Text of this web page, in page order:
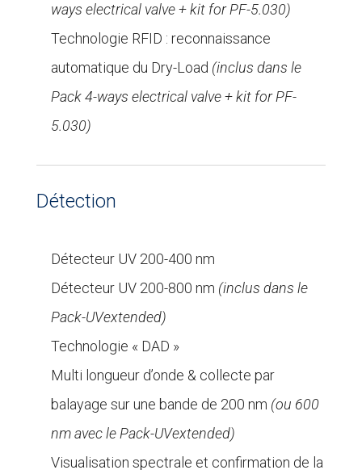
ways electrical valve + kit for PF-5.030)
Technologie RFID : reconnaissance
automatique du Dry-Load (inclus dans le
Pack 4-ways electrical valve + kit for PF-
5.030)
Détection
Détecteur UV 200-400 nm
Détecteur UV 200-800 nm (inclus dans le
Pack-UVextended)
Technologie « DAD »
Multi longueur d’onde & collecte par
balayage sur une bande de 200 nm (ou 600
nm avec le Pack-UVextended)
Visualisation spectrale et confirmation de la